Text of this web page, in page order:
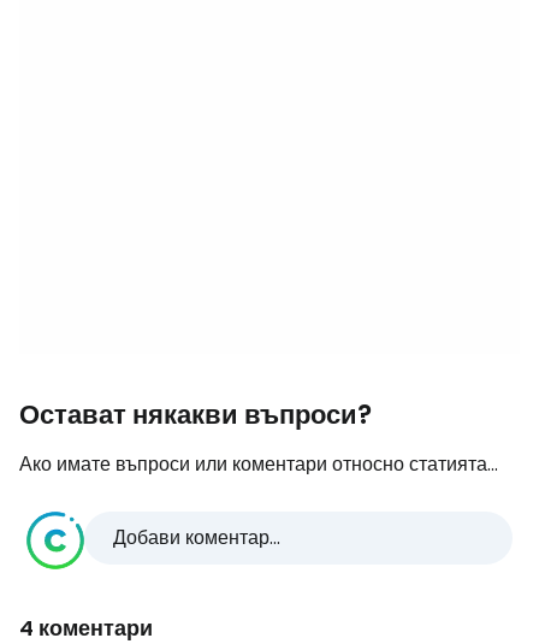
Остават някакви въпроси?
Ако имате въпроси или коментари относно статията...
Добави коментар...
4 коментари